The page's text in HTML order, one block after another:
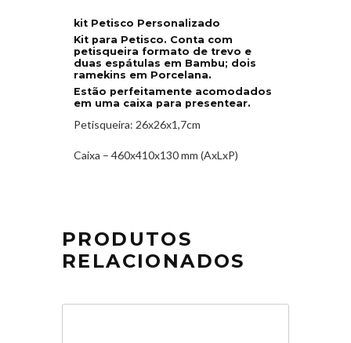
kit Petisco Personalizado
Kit para Petisco. Conta com
petisqueira formato de trevo e
duas espátulas em Bambu; dois
ramekins em Porcelana.
Estão perfeitamente acomodados
em uma caixa para presentear.
Petisqueira: 26x26x1,7cm
Caixa – 460x410x130 mm (AxLxP)
PRODUTOS
RELACIONADOS